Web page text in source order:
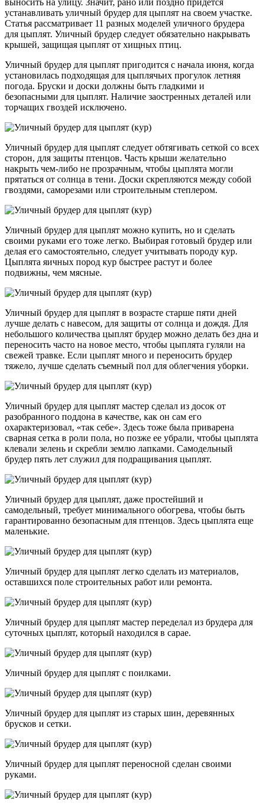
устанавливать уличный брудер для цыплят на своем участке.
Статья рассматривает 11 разных моделей уличного брудера
для цыплят. Уличный брудер следует обязательно накрывать
крышей, защищая цыплят от хищных птиц.
Уличный брудер для цыплят пригодится с начала июня, когда
установилась подходящая для цыплячьих прогулок летняя
погода. Бруски и доски должны быть гладкими и
безопасными для цыплят. Наличие заостренных деталей или
торчащих гвоздей исключено.
Уличный брудер для цыплят следует обтягивать сеткой со всех
сторон, для защиты птенцов. Часть крыши желательно
накрыть чем-либо не прозрачным, чтобы цыплята могли
прятаться от солнца в тени. Доски скрепляются между собой
гвоздями, саморезами или строительным степлером.
Уличный брудер для цыплят можно купить, но и сделать
своими руками его тоже легко. Выбирая готовый брудер или
делая его самостоятельно, следует учитывать породу кур.
Цыплята яичных пород кур быстрее растут и более
подвижны, чем мясные.
Уличный брудер для цыплят в возрасте старше пяти дней
лучше делать с навесом, для защиты от солнца и дождя. Для
небольшого количества цыплят брудер можно делать без дна и
переносить часто на новое место, чтобы цыплята гуляли на
свежей травке. Если цыплят много и переносить брудер
тяжело, лучше сделать съемный пол для облегчения уборки.
Уличный брудер для цыплят мастер сделал из досок от
разобранного поддона в качестве, как он сам его
охарактеризовал, «так себе». Здесь тоже была приварена
сварная сетка в роли пола, но позже ее убрали, чтобы цыплята
клевали зелень и скребли землю лапками. Самодельный
брудер пять лет служил для подращивания цыплят.
Уличный брудер для цыплят, даже простейший и
самодельный, требует минимального обогрева, чтобы быть
гарантированно безопасным для птенцов. Здесь цыплята еще
маленькие.
Уличный брудер для цыплят легко сделать из материалов,
оставшихся поле строительных работ или ремонта.
Уличный брудер для цыплят мастер переделал из брудера для
суточных цыплят, который находился в сарае.
Уличный брудер для цыплят с поилками.
Уличный брудер для цыплят из старых шин, деревянных
брусков и сетки.
Уличный брудер для цыплят переносной сделан своими
руками.